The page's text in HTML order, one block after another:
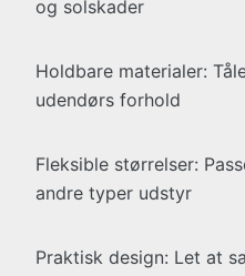
og solskader
Holdbare materialer:
udendørs forhold
Fleksible størrelser:
andre typer udstyr
Praktisk design: Let at